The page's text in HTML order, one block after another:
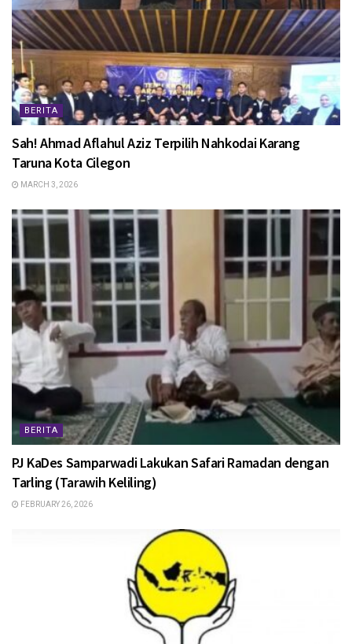
BERITA
Sah! Ahmad Aflahul Aziz Terpilih Nahkodai Karang
Taruna Kota Cilegon
MARCH 3, 2026
BERITA
PJ KaDes Samparwadi Lakukan Safari Ramadan dengan
Tarling (Tarawih Keliling)
FEBRUARY 26, 2026